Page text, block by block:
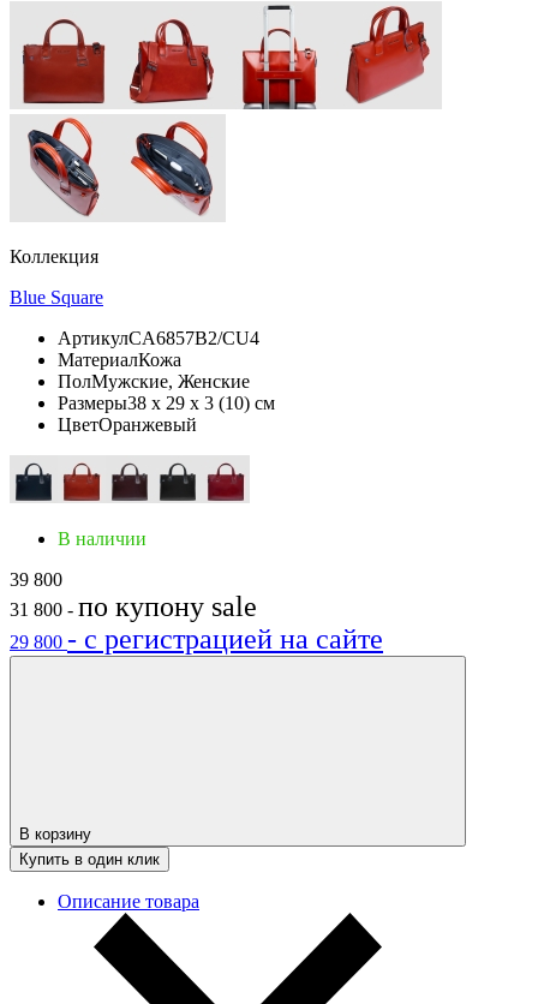
Коллекция
Blue Square
АртикулCA6857B2/CU4
МатериалКожа
ПолМужские, Женские
Размеры38 х 29 х 3 (10) см
ЦветОранжевый
В наличии
39 800
31 800 - по купону sale
29 800 - с регистрацией на сайте
В корзину
Купить в один клик
Описание товара